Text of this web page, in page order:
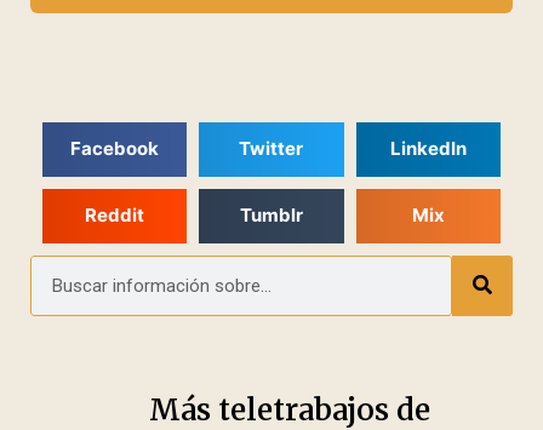
Facebook Twitter LinkedIn
Reddit Tumblr Mix
Más teletrabajos de